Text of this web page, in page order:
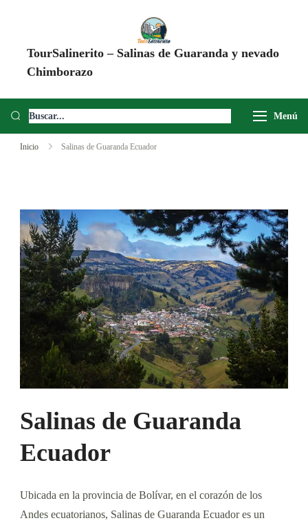
TourSalinerito – Salinas de Guaranda y nevado
Chimborazo
Chimborazo, Minas de Sal, Quesera El Salinerito, Chocolates El
Menú
Inicio Salinas de Guaranda Ecuador
Salinas de Guaranda
Ecuador
Ubicada en la provincia de Bolívar, en el corazón de los
Andes ecuatorianos, Salinas de Guaranda Ecuador es un